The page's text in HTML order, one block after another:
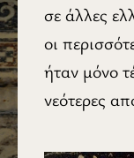
σε άλλες
οι
ήταν μόνο
νεότερες